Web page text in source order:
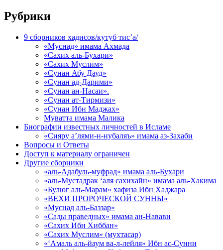
Рубрики
9 сборников хадисов/кутуб тис’а/
«Муснад» имама Ахмада
«Сахих аль-Бухари»
«Сахих Муслим»
«Сунан Абу Дауд»
«Сунан ад-Дарими»
«Сунан ан-Насаи».
«Сунан ат-Тирмизи»
«Сунан Ибн Маджах»
Муватта имама Малика
Биографии известных личностей в Исламе
«Сияру а’лями-н-нубаляъ» имама аз-Захаби
Вопросы и Ответы
Доступ к материалу ограничен
Другие сборники
«аль-Адабуль-муфрад» имама аль-Бухари
«аль-Мустадрак ‘аля сахихайн» имама аль-Хакима
«Булюг аль-Марам» хафиза Ибн Хаджара
«ВЕХИ ПРОРОЧЕСКОЙ СУННЫ»
«Муснад аль-Баззар»
«Сады праведных» имама ан-Навави
«Сахих Ибн Хиббан»
«Сахих Муслим» (мухтасар)
«‘Амаль аль-йаум ва-л-лейля» Ибн ас-Сунни